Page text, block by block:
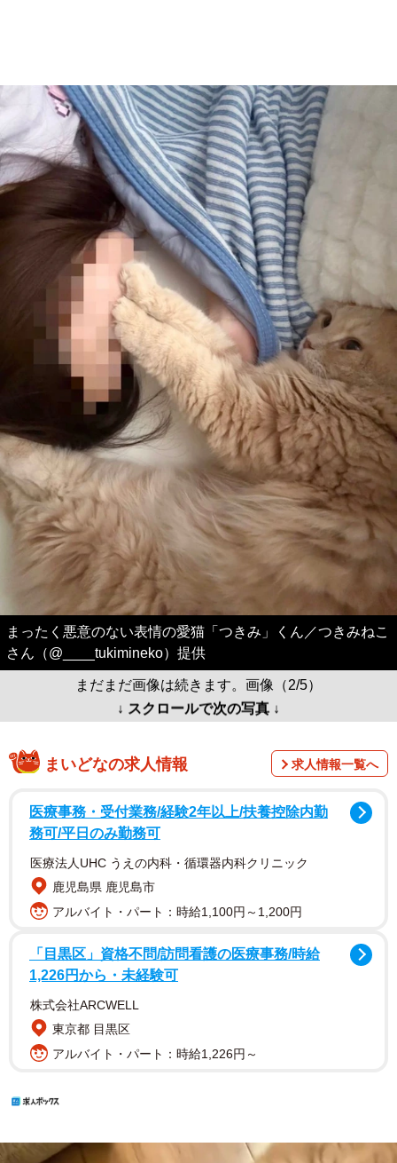
まったく悪意のない表情の愛猫「つきみ」くん／つきみねこ
さん（@____tukimineko）提供
まだまだ画像は続きます。画像（2/5）
↓ スクロールで次の写真 ↓
まいどなの求人情報 求人情報一覧へ
医療事務・受付業務/経験2年以上/扶養控除内勤
務可/平日のみ勤務可
医療法人UHC うえの内科・循環器内科クリニック
鹿児島県 鹿児島市
アルバイト・パート：時給1,100円～1,200円
「目黒区」資格不問/訪問看護の医療事務/時給
1,226円から・未経験可
株式会社ARCWELL
東京都 目黒区
アルバイト・パート：時給1,226円～